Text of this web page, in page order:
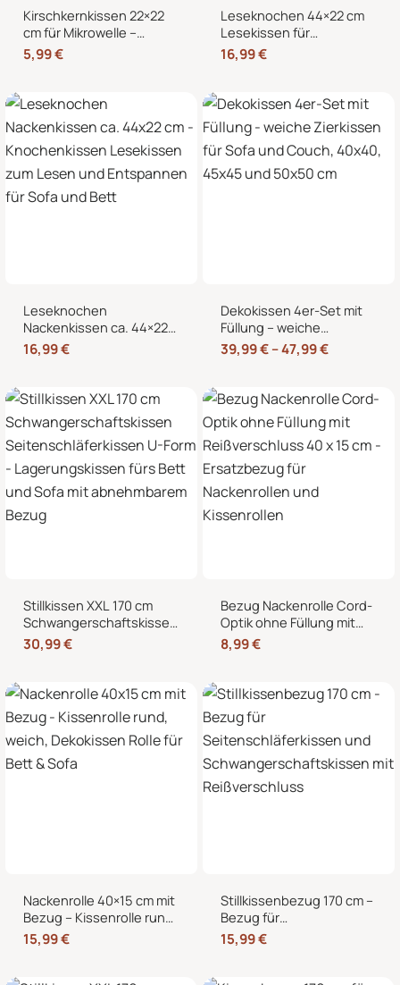
Kirschkernkissen 22×22
cm für Mikrowelle –
Körnerkissen als
Wärmekissen und
5,99€
Leseknochen 44×22 cm
Lesekissen für
Erwachsene –
Nackenkissen in
Bett und Sessel
16,99€
Leseknochen
Nackenkissen ca. 44×22
cm – Knochenkissen
Lesekissen zum Lesen
und Bett
16,99€
Dekokissen 4er-Set mit
Füllung – weiche
Zierkissen für Sofa und
Couch, 40×40, 45×45
39,99€–47,99€
Stillkissen XXL 170 cm
Schwangerschaftskissen
Seitenschläferkissen U-
Form – Lagerungskissen
abnehmbarem Bezug
30,99€
Bezug Nackenrolle Cord-
Optik ohne Füllung mit
Reißverschluss 40 x 15
cm – Ersatzbezug für
Kissenrollen
8,99€
Nackenrolle 40×15 cm mit
Bezug – Kissenrolle rund,
weich, Dekokissen Rolle
für Bett & Sofa
15,99€
Stillkissenbezug 170 cm –
Bezug für
Seitenschläferkissen und
Schwangerschaftskissen
15,99€